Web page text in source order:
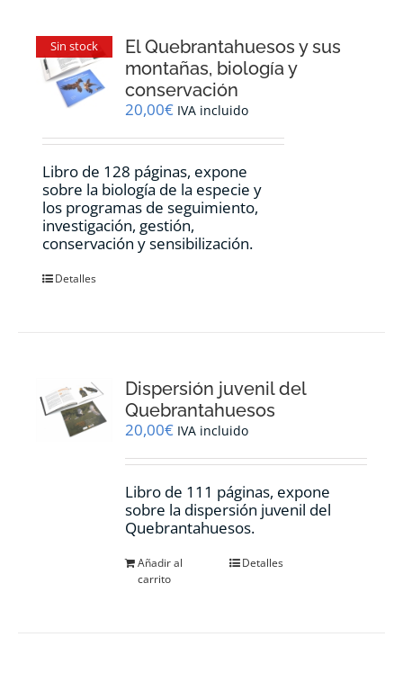
Sin stock
El Quebrantahuesos y sus
montañas, biología y
conservación
20,00€ IVA incluido
Libro de 128 páginas, expone
sobre la biología de la especie y
los programas de seguimiento,
investigación, gestión,
conservación y sensibilización.
Detalles
Dispersión juvenil del
Quebrantahuesos
20,00€ IVA incluido
Libro de 111 páginas, expone
sobre la dispersión juvenil del
Quebrantahuesos.
Añadir al
carrito
Detalles